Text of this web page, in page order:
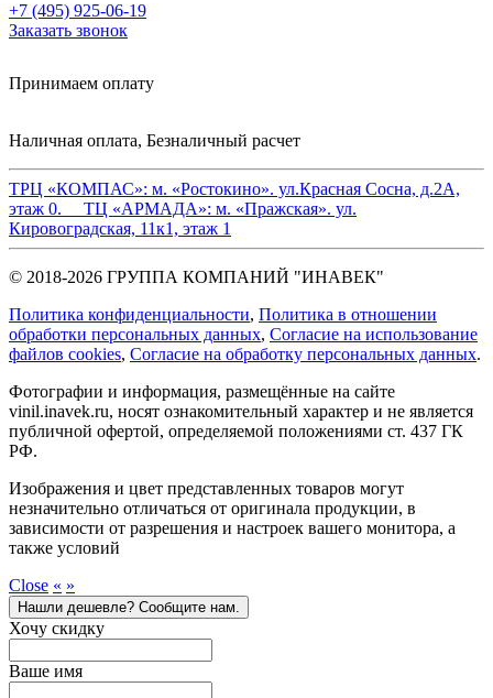
+7 (495) 925-06-19
Заказать звонок
Принимаем оплату
Наличная оплата, Безналичный расчет
ТРЦ «КОМПАС»: м. «Ростокино». ул.Красная Сосна, д.2А,
этаж 0. ТЦ «АРМАДА»: м. «Пражская». ул.
Кировоградская, 11к1, этаж 1
© 2018-2026 ГРУППА КОМПАНИЙ "ИНАВЕК"
Политика конфиденциальности, Политика в отношении
обработки персональных данных, Cогласие на использование
файлов cookies, Согласие на обработку персональных данных.
Фотографии и информация, размещённые на сайте
vinil.inavek.ru, носят ознакомительный характер и не является
публичной офертой, определяемой положениями ст. 437 ГК
РФ.
Изображения и цвет представленных товаров могут
незначительно отличаться от оригинала продукции, в
зависимости от разрешения и настроек вашего монитора, а
также условий
Close « »
Нашли дешевле? Сообщите нам.
Хочу скидку
Ваше имя